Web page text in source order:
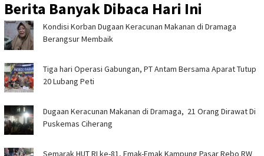
Berita Banyak Dibaca Hari Ini
‎Kondisi Korban Dugaan Keracunan Makanan di Dramaga
Berangsur Membaik ‎
Tiga hari Operasi Gabungan, PT Antam Bersama Aparat Tutup
20 Lubang Peti
‎Dugaan Keracunan Makanan di Dramaga, 21 Orang Dirawat Di
Puskemas Ciherang ‎
Semarak HUT RI ke-81, Emak-Emak Kampung Pasar Rebo RW